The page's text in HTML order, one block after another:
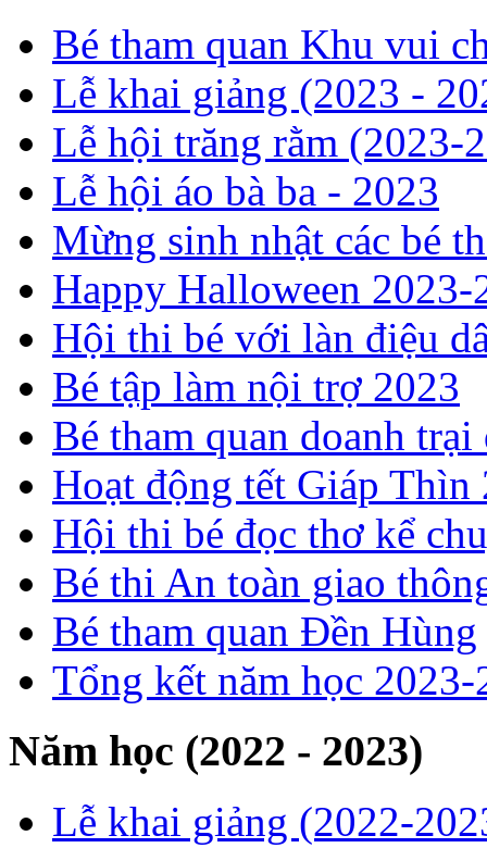
Bé tham quan Khu vui
Lễ khai giảng (2023 -
Lễ hội trăng rằm (2023-
Lễ hội áo bà ba - 2023
Mừng sinh nhật các bé
Happy Halloween 2023-
Hội thi bé với làn điệu
Bé tập làm nội trợ 2023
Bé tham quan doanh
Hoạt động tết Giáp Thìn
Hội thi bé đọc thơ kể
Bé thi An toàn giao
Bé tham quan Đền Hùng
Tổng kết năm học 2023-
Năm học (2022 - 2023)
Lễ khai giảng (2022-